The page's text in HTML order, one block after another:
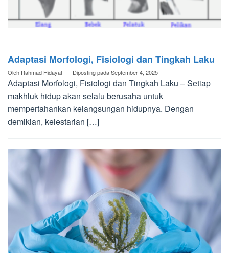
Adaptasi Morfologi, Fisiologi dan Tingkah Laku
Oleh Rahmad Hidayat Diposting padaSeptember 4, 2025
Adaptasi Morfologi, Fisiologi dan Tingkah Laku – Setiap
makhluk hidup akan selalu berusaha untuk
mempertahankan kelangsungan hidupnya. Dengan
demikian, kelestarian […]